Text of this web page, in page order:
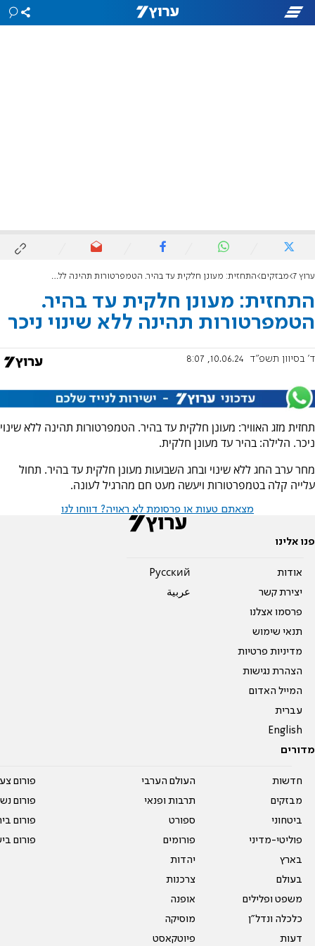
ערוץ 7 מבזקים התחזית: מעונן חלקית עד בהיר. הטמפרטורות תהינה ללא שינוי ניכר
התחזית: מעונן חלקית עד בהיר.
הטמפרטורות תהינה ללא שינוי ניכר
ד' בסיוון תשפ"ד 10.06.24, 8:07
תחזית מזג האוויר: מעונן חלקית עד בהיר. הטמפרטורות תהינה ללא שינוי
ניכר. הלילה: בהיר עד מעונן חלקית.
מחר ערב החג ללא שינוי ובחג השבועות מעונן חלקית עד בהיר. תחול
עלייה קלה בטמפרטורות ויעשה מעט חם מהרגיל לעונה.
מצאתם טעות או פרסומת לא ראויה? דווחו לנו
פנו אלינו
אודות
יצירת קשר
פרסמו אצלנו
תנאי שימוש
מדיניות פרטיות
הצהרת נגישות
המייל האדום
עברית
English
Pусский
عربية
מדורים
חדשות
מבזקים
ביטחוני
פוליטי-מדיני
בארץ
בעולם
משפט ופלילים
כלכלה ונדל"ן
דעות
העולם הערבי
תרבות ופנאי
ספורט
פורומים
יהדות
צרכנות
אופנה
מוסיקה
פיוטקאסט
פורום
פורום
פורום
פורום